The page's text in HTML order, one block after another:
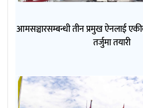
आमसञ्चारसम्बन्धी तीन प्रमुख ऐनलाई
तर्जुमा तयारी